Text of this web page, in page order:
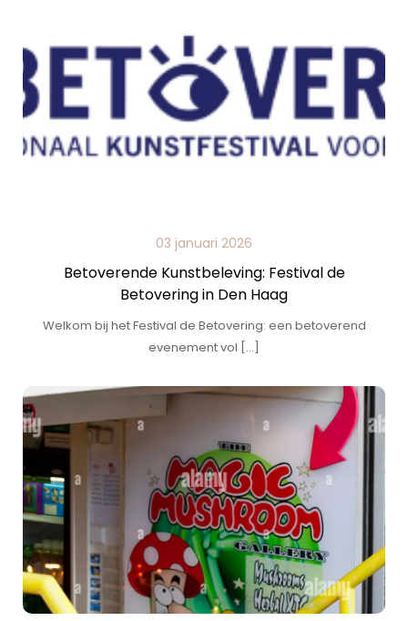
03 januari 2026
Betoverende Kunstbeleving: Festival de
Betovering in Den Haag
Welkom bij het Festival de Betovering: een betoverend
evenement vol […]